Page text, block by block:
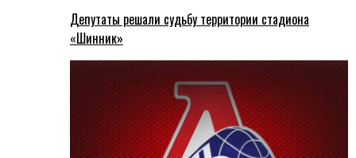
Депутаты решали судьбу территории стадиона
«Шинник»